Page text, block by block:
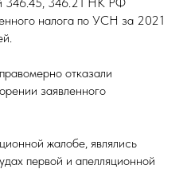
налога по УСН за 2021
отказали
заявленного
жалобе, являлись
первой и апелляционной